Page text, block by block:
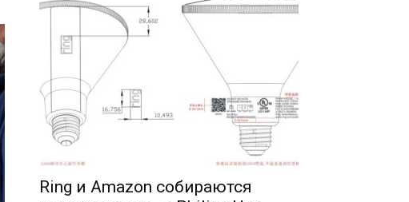
Ring и Amazon собираются